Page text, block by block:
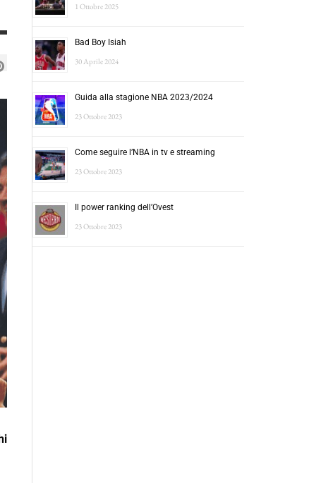
1 Ottobre 2025
Bad Boy Isiah
30 Aprile 2024
Guida alla stagione NBA 2023/2024
23 Ottobre 2023
Come seguire l’NBA in tv e streaming
23 Ottobre 2023
Il power ranking dell’Ovest
23 Ottobre 2023